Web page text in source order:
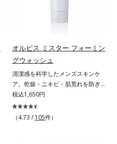
ローチする進化を遂げました。うる
アイテム同士をなじみやすくする
「うるおいコネクト設計」を採用。
8アイテム分の機能を3ステップに集
約し、よりシンプルなお手入れで、
ハリ・ツヤのある好印象な清潔透明
肌(*1)へ導きます。*1 うるおいによ
る透明感のある肌*2 男性の顔画像
を用いた印象評価において、基準画
オルビス ミスター フォーミン
グウォッシュ
清潔感を科学したメンズスキンケ
ア。乾燥・ニキビ・肌荒れを防ぎハ
リ・ツヤのある、好印象な清潔透明
肌(*1)へ。オルビス ミスターは、男
性の清潔感、爽やかさ、若々しさの
税込1,650円
（4.73 / 105件）